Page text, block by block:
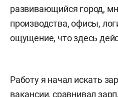
развивающийся город,
производства, офисы,
ощущение, что здесь
Работу я начал искать
вакансии, сравнивал